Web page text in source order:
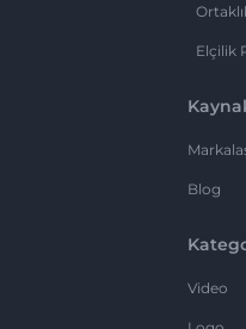
Elçilik
Blog
Video